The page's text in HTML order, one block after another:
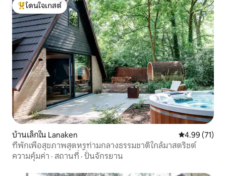
โดนใจเกสต์ที่สุด
โดนใจเกสต์
บ้านเล็กใน Lanaken คะแนนเฉลี่ย
4.99 (71)
ที่พักเพื่อสุขภาพสุดหรูท่ามกลางธรรมชาติใกล้มาสตริชต์
ความคุ้มค่า · สถานที่ · ปั่นจักรยาน